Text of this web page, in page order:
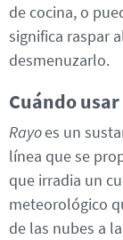
de cocina, o
significa raspar
desmenuzarlo.
Cuándo usar
Rayoes un
línea que se
que irradia un
meteorológico
de las nubes a